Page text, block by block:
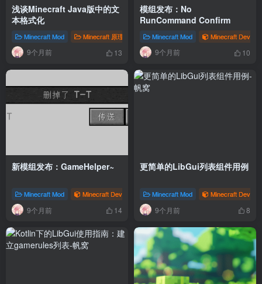
浅谈Minecraft Java版中的文
本格式化
Minecraft Mod Minecraft 原理 Minecraft 数据包 Minecraft Dev
9个月前 13
模组发布：No
RunCommand Confirm
Minecraft Mod Minecraft Dev
9个月前 10
新模组发布：GameHelper~
Minecraft Mod Minecraft Dev # 发布 # GameHelper
9个月前 14
更简单的LibGui列表组件用例
Minecraft Mod Minecraft Dev
9个月前 8